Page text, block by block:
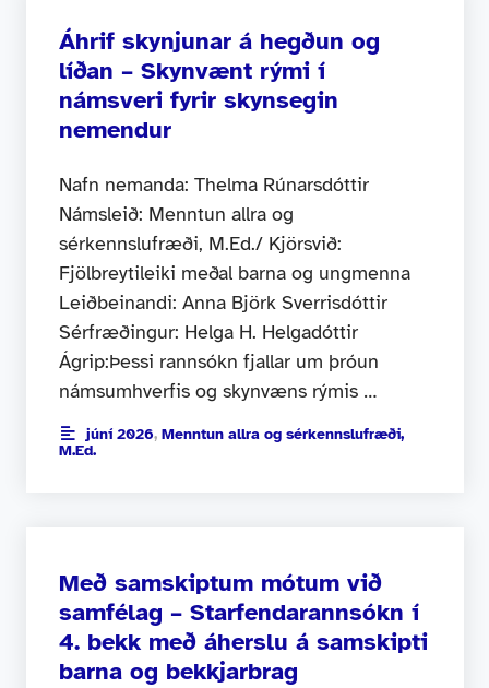
Áhrif skynjunar á hegðun og
líðan – Skynvænt rými í
námsveri fyrir skynsegin
nemendur
Nafn nemanda: Thelma Rúnarsdóttir
Námsleið: Menntun allra og
sérkennslufræði, M.Ed./ Kjörsvið:
Fjölbreytileiki meðal barna og ungmenna
Leiðbeinandi: Anna Björk Sverrisdóttir
Sérfræðingur: Helga H. Helgadóttir
Ágrip:Þessi rannsókn fjallar um þróun
námsumhverfis og skynvæns rýmis …
júní 2026, Menntun allra og sérkennslufræði,
M.Ed.
Með samskiptum mótum við
samfélag – Starfendarannsókn í
4. bekk með áherslu á samskipti
barna og bekkjarbrag